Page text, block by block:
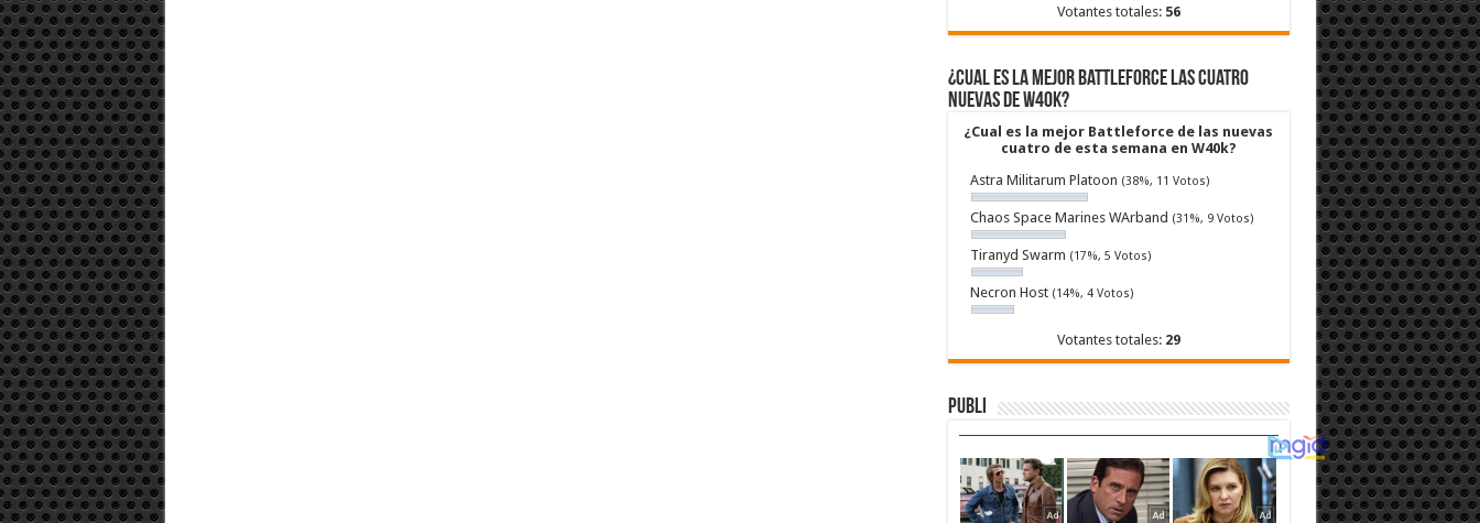
Votantes totales: 56
¿Cual es la mejor Battleforce las cuatro
nuevas de W40k?
¿Cual es la mejor Battleforce de las nuevas
cuatro de esta semana en W40k?
Astra Militarum Platoon (38%, 11 Votos)
Chaos Space Marines WArband (31%, 9 Votos)
Tiranyd Swarm (17%, 5 Votos)
Necron Host (14%, 4 Votos)
Votantes totales: 29
Publi